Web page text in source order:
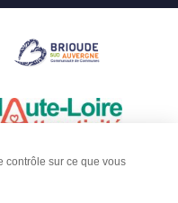
contrôle sur ce que vous